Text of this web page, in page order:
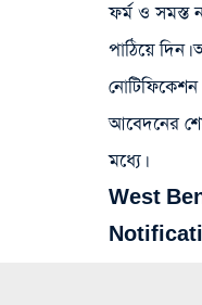
ফর্ম ও সমস্ত
পাঠিয়ে
আবেদনের
মধ্যে।
West